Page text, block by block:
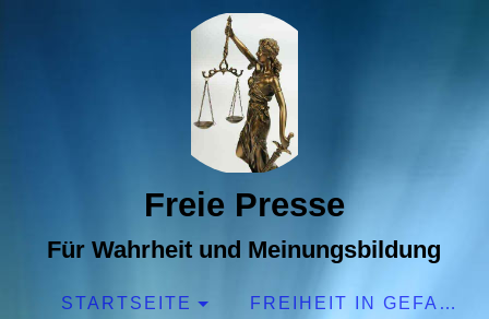
Freie Presse
Für Wahrheit und Meinungsbildung
STARTSEITE
FREIHEIT IN GEFAHR